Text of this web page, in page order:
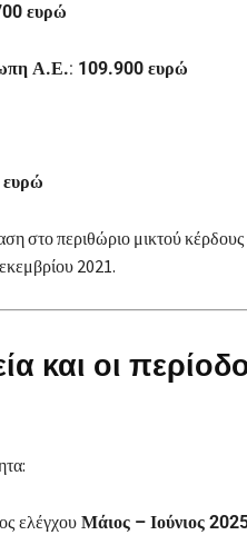
ευρώ
Α.Ε.: 109.900 ευρώ
στο περιθώριο μικτού
2021.
και οι
ελέγχου Μάιος – Ιούνιος